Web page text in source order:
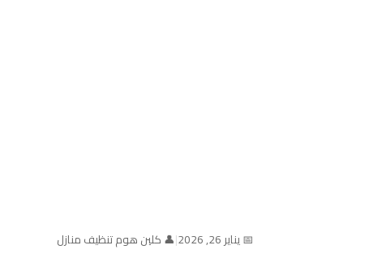
📅 يناير 26, 2026 |👤 كلين هوم تنظيف منازل